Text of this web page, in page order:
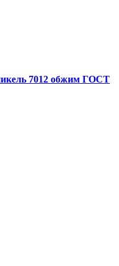
7012 обжим ГОСТ